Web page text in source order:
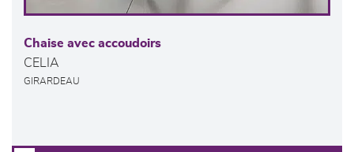
Chaise avec accoudoirs
CELIA
GIRARDEAU